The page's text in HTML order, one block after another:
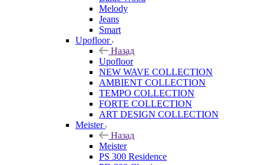
Melody
Jeans
Smart
Upofloor
Назад
Upofloor
NEW WAVE COLLECTION
AMBIENT COLLECTION
TEMPO COLLECTION
FORTE COLLECTION
ART DESIGN COLLECTION
Meister
Назад
Meister
PS 300 Residence